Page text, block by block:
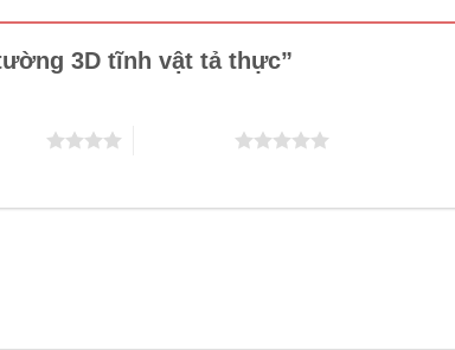
3D tĩnh vật tả thực”